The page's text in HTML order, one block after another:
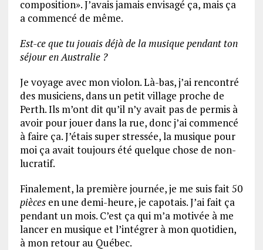
composition». J’avais jamais envisagé ça, mais ça
a commencé de même.
Est-ce que tu jouais déjà de la musique pendant ton
séjour en Australie ?
Je voyage avec mon violon. Là-bas, j’ai rencontré
des musiciens, dans un petit village proche de
Perth. Ils m’ont dit qu’il n’y avait pas de permis à
avoir pour jouer dans la rue, donc j’ai commencé
à faire ça. J’étais super stressée, la musique pour
moi ça avait toujours été quelque chose de non-
lucratif.
Finalement, la première journée, je me suis fait 50
piècesen une demi-heure, je capotais. J’ai fait ça
pendant un mois. C’est ça qui m’a motivée à me
lancer en musique et l’intégrer à mon quotidien,
à mon retour au Québec.